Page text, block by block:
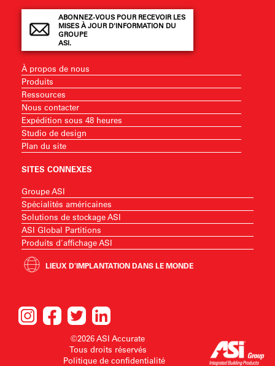
ABONNEZ-VOUS POUR RECEVOIR LES
MISES À JOUR D'INFORMATION DU
GROUPE
ASI.
À propos de nous
Produits
Ressources
Nous contacter
Expédition sous 48 heures
Studio de design
Plan du site
SITES CONNEXES
Groupe ASI
Spécialités américaines
Solutions de stockage ASI
ASI Global Partitions
Produits d'affichage ASI
LIEUX D'IMPLANTATION DANS LE MONDE
©2026 ASI Accurate
Tous droits réservés
Politique de confidentialité